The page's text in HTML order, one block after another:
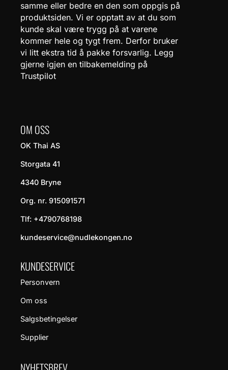
samme eller bedre en den som oppgis på
produktsiden. Vi er opptatt av at du som
kunde skal være trygg på at varene
kommer hele og tygt frem. Derfor bruker
vi litt ekstra tid å pakke forsvarlig. Legg
gjerne igjen en tilbakemelding på
Trustpilot
OM OSS
OK Thai AS
Storgata 41
4340 Bryne
Org. nr. 915091571
Tlf: +4790768198
kundeservice@nudlekongen.no
KUNDESERVICE
Personvern
Om oss
Salgsbetingelser
Supplier